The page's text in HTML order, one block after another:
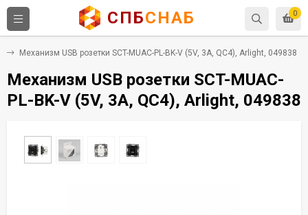
0
СПБСНАБ
Механизм USB розетки SCT-MUAC-PL-BK-V (5V, 3A, QC4), Arlight, 049838
Механизм USB розетки SCT-MUAC-
PL-BK-V (5V, 3A, QC4), Arlight, 049838